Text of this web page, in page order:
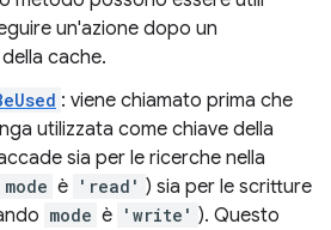
un'azione dopo un
cache.
: viene chiamato prima che
utilizzata come chiave della
sia per le ricerche nella
mode è 'read' ) sia per le scritture
mode è 'write' ). Questo